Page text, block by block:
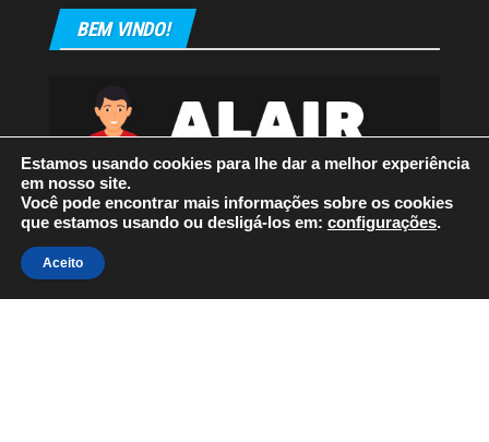
BEM VINDO!
Orgulhosamente mantido comWordPress |Tema:Envo
Estamos usando cookies para lhe dar a melhor experiência
em nosso site.
Você pode encontrar mais informações sobre os cookies
que estamos usando ou desligá-los em: configurações.
Aceito